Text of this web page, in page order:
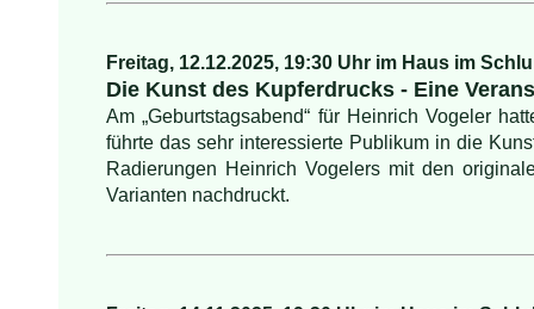
Freitag, 12.12.2025, 19:30 Uhr im Haus im
Die Kunst des Kupferdrucks - Eine
Am „Geburtstagsabend“ für Heinrich Vogeler
führte das sehr interessierte Publikum in die
Radierungen Heinrich Vogelers mit den
Varianten nachdruckt.